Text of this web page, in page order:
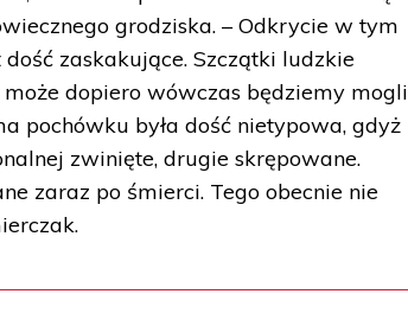
grodziska. – Odkrycie w tym
zaskakujące. Szczątki ludzkie
dopiero wówczas będziemy mogli
pochówku była dość nietypowa, gdyż
zwinięte, drugie skrępowane.
zaraz po śmierci. Tego obecnie nie